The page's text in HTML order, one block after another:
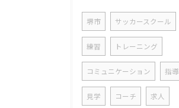
堺市 サッカースクール
練習 トレーニング
コミュニケーション 指導
見学 コーチ 求人